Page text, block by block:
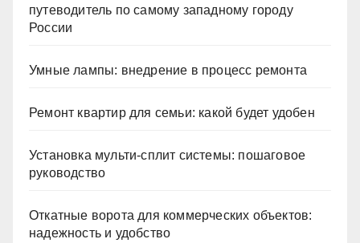
путеводитель по самому западному городу
России
Умные лампы: внедрение в процесс ремонта
Ремонт квартир для семьи: какой будет удобен
Установка мульти-сплит системы: пошаговое
руководство
Откатные ворота для коммерческих объектов:
надежность и удобство